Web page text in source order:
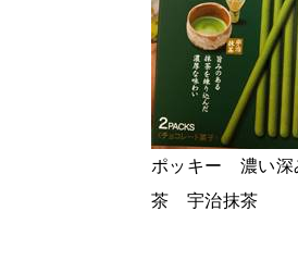
ポッキー 濃い深
茶 宇治抹茶